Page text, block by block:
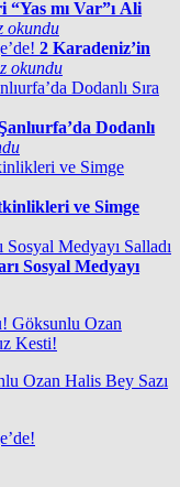
mı Var”ı Ali
okundu
2 Karadeniz’in
okundu
Dodanlı
ve Simge
Sosyal Medyayı
Ozan Halis Bey Sazı